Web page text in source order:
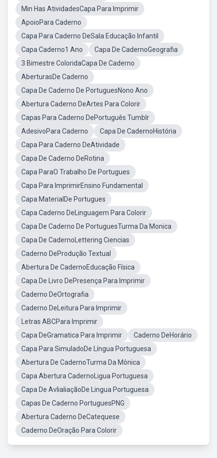
Min Has AtividadesCapa Para Imprimir
ApoioPara Caderno
Capa Para Caderno DeSala Educação Infantil
Capa Caderno1 Ano
Capa De CadernoGeografia
3 Bimestre ColoridaCapa De Caderno
AberturasDe Caderno
Capa De Caderno De PortuguesNono Ano
Abertura Caderno DeArtes Para Colorir
Capas Para Caderno DePortuguês Tumblr
AdesivoPara Caderno
Capa De CadernoHistória
Capa Para Caderno DeAtividade
Capa De Caderno DeRotina
Capa ParaO Trabalho De Portugues
Capa Para ImprimirEnsino Fundamental
Capa MaterialDe Portugues
Capa Caderno DeLinguagem Para Colorir
Capa De Caderno De PortuguesTurma Da Monica
Capa De CadernoLettering Ciencias
Caderno DeProdução Textual
Abertura De CadernoEducação Física
Capa De Livro DePresença Para Imprimir
Caderno DeOrtografia
Caderno DeLeitura Para Imprimir
Letras ABCPara Imprimir
Capa DeGramatica Para Imprimir
Caderno DeHorário
Capa Para SimuladoDe Língua Portuguesa
Abertura De CadernoTurma Da Mônica
Capa Abertura CadernoLigua Portuguesa
Capa De AvlialiaçãoDe Lingua Portuguesa
Capas De Caderno PortuguesPNG
Abertura Caderno DeCatequese
Caderno DeOração Para Colorir